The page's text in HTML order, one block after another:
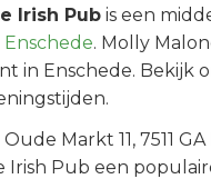
Irish Pub is een
Enschede. Molly
in Enschede. Bekijk
Oude Markt 11, 7511 GA
Irish Pub een